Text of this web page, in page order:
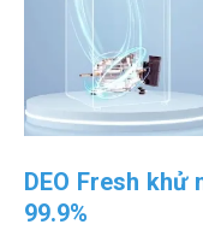
DEO Fresh khử
99.9%